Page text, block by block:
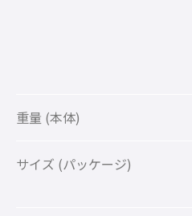
重量 (本体)
サイズ (パッケージ)